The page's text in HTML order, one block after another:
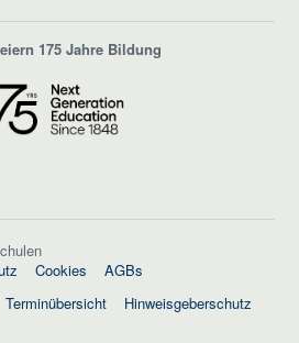
175 Jahre Bildung
Cookies
AGBs
Terminübersicht Hinweisgeberschutz